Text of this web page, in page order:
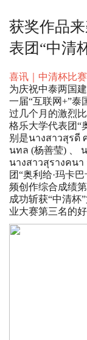
获奖作品
表团“中清
喜讯｜中清杯比赛
为庆祝中泰两国
一届“互联网+”泰
过几个月的激烈
格乐大学代表团“
别是นางสาวสุรดี
นทล (杨善莹) 、
นางสาวสุรางคนา
团“奥利给·玛卡
频创作综合成绩
成功斩获“中清杯
业大赛第三名的好